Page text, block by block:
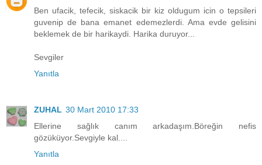
Ben ufacik, tefecik, siskacik bir kiz oldugum icin o tepsileri
guvenip de bana emanet edemezlerdi. Ama evde gelisini
beklemek de bir harikaydi. Harika duruyor...
Sevgiler
Yanıtla
ZUHAL 30 Mart 2010 17:33
Ellerine sağlık canım arkadaşım.Böreğin nefis
gözüküyor.Sevgiyle kal....
Yanıtla